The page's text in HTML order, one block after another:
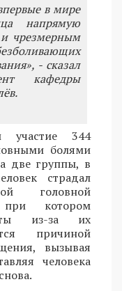
в мире
напрямую
и чрезмерным
- сказал
кафедры
участие 344
болями
две группы, в
страдал
головной
котором
из-за их
причиной
вызывая
человека